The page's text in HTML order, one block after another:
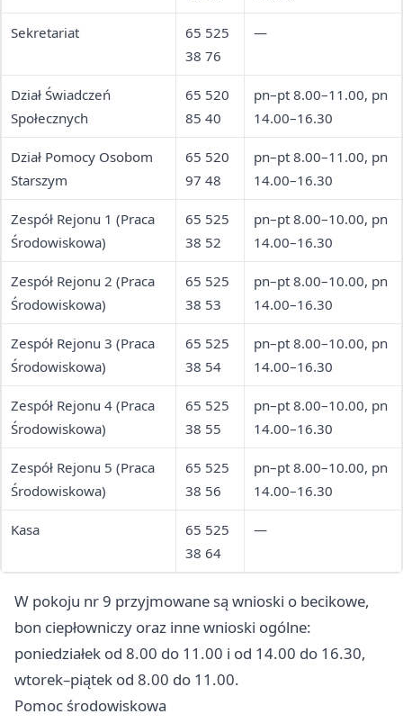
Sekretariat
65 525
38 76
—
Dział Świadczeń
Społecznych
65 520
85 40
pn–pt 8.00–11.00, pn
14.00–16.30
Dział Pomocy Osobom
Starszym
65 520
97 48
pn–pt 8.00–11.00, pn
14.00–16.30
Zespół Rejonu 1 (Praca
Środowiskowa)
65 525
38 52
pn–pt 8.00–10.00, pn
14.00–16.30
Zespół Rejonu 2 (Praca
Środowiskowa)
65 525
38 53
pn–pt 8.00–10.00, pn
14.00–16.30
Zespół Rejonu 3 (Praca
Środowiskowa)
65 525
38 54
pn–pt 8.00–10.00, pn
14.00–16.30
Zespół Rejonu 4 (Praca
Środowiskowa)
65 525
38 55
pn–pt 8.00–10.00, pn
14.00–16.30
Zespół Rejonu 5 (Praca
Środowiskowa)
65 525
38 56
pn–pt 8.00–10.00, pn
14.00–16.30
Kasa
65 525
38 64
—
W pokoju nr 9 przyjmowane są wnioski o becikowe,
bon ciepłowniczy oraz inne wnioski ogólne:
poniedziałek od 8.00 do 11.00 i od 14.00 do 16.30,
wtorek–piątek od 8.00 do 11.00.
Pomoc środowiskowa